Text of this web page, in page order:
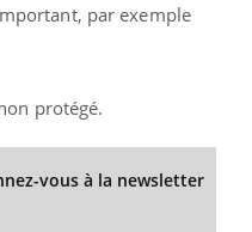
par exemple
protégé.
vous à la newsletter